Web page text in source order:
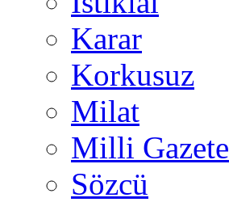
Karar
Korkusuz
Milat
Milli Gazete
Sözcü